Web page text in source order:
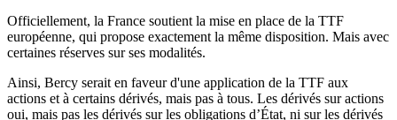
Officiellement, la France soutient la mise en place de la TTF
européenne, qui propose exactement la même disposition. Mais avec
certaines réserves sur ses modalités.
Ainsi, Bercy serait en faveur d'une application de la TTF aux
actions et à certains dérivés, mais pas à tous. Les dérivés sur actions
oui, mais pas les dérivés sur les obligations d’État, ni sur les dérivés